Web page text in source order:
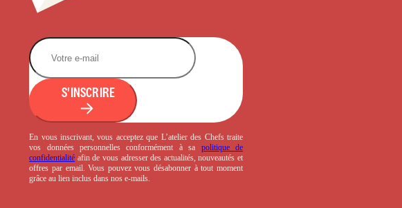
S'INSCRIRE
En vous inscrivant, vous acceptez que L’atelier des Chefs traite
vos données personnelles conformément à sa politique de
confidentialité afin de vous adresser des actualités, nouveautés et
offres par email. Vous pouvez vous désabonner à tout moment
grâce au lien inclus dans nos e-mails.